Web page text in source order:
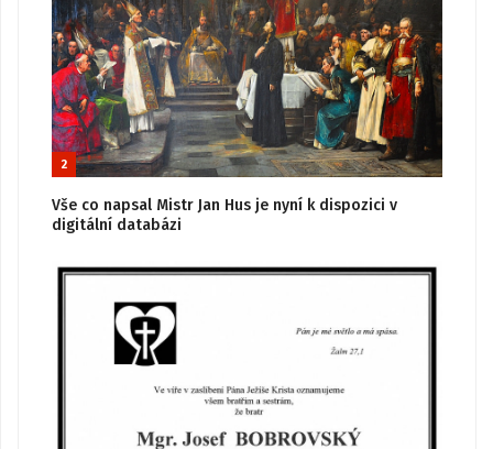
2
Vše co napsal Mistr Jan Hus je nyní k dispozici v
digitální databázi